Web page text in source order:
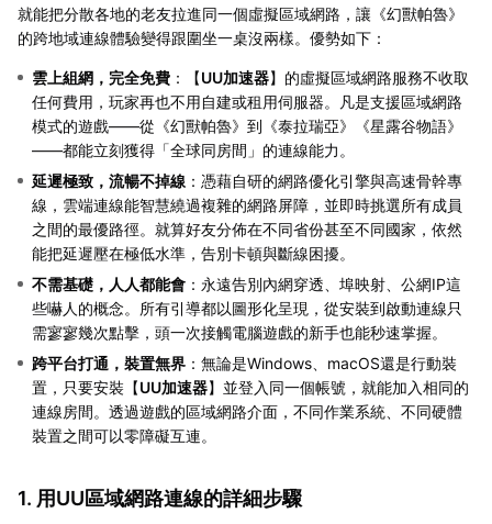
就能把分散各地的老友拉進同一個虛擬區域網路，讓《幻獸帕魯》
的跨地域連線體驗變得跟圍坐一桌沒兩樣。優勢如下：
雲上組網，完全免費 ：【UU加速器】的虛擬區域網路服務不收取
任何費用，玩家再也不用自建或租用伺服器。凡是支援區域網路
模式的遊戲——從《幻獸帕魯》到《泰拉瑞亞》《星露谷物語》
——都能立刻獲得「全球同房間」的連線能力。
延遲極致，流暢不掉線 ：憑藉自研的網路優化引擎與高速骨幹專
線，雲端連線能智慧繞過複雜的網路屏障，並即時挑選所有成員
之間的最優路徑。就算好友分佈在不同省份甚至不同國家，依然
能把延遲壓在極低水準，告別卡頓與斷線困擾。
不需基礎，人人都能會 ：永遠告別內網穿透、埠映射、公網IP這
些嚇人的概念。所有引導都以圖形化呈現，從安裝到啟動連線只
需寥寥幾次點擊，頭一次接觸電腦遊戲的新手也能秒速掌握。
跨平台打通，裝置無界 ：無論是Windows、macOS還是行動裝
置，只要安裝【UU加速器】並登入同一個帳號，就能加入相同的
連線房間。透過遊戲的區域網路介面，不同作業系統、不同硬體
裝置之間可以零障礙互連。
1. 用UU區域網路連線的詳細步驟